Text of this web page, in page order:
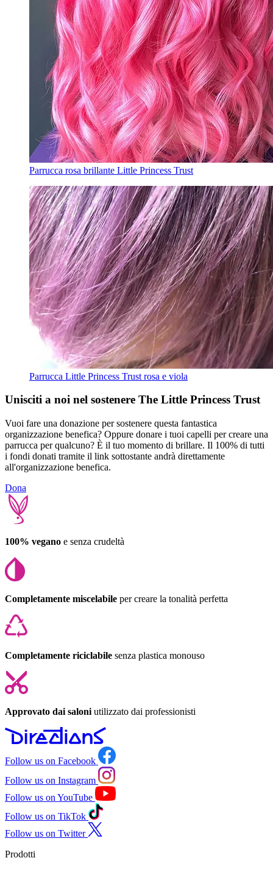
Parrucca rosa brillante Little Princess Trust
Parrucca Little Princess Trust rosa e viola
Unisciti a noi nel sostenere The Little Princess Trust
Vuoi fare una donazione per sostenere questa fantastica
organizzazione benefica? Oppure donare i tuoi capelli per creare una
parrucca per qualcuno? È il tuo momento di brillare. Il 100% di tutti
i fondi donati tramite il link sottostante andrà direttamente
all'organizzazione benefica.
Dona
100% vegano e senza crudeltà
Completamente miscelabile per creare la tonalità perfetta
Completamente riciclabile senza plastica monouso
Approvato dai saloni utilizzato dai professionisti
Follow us on Facebook
Follow us on Instagram
Follow us on YouTube
Follow us on TikTok
Follow us on Twitter
Prodotti